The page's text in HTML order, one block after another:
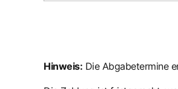
Hinweis: Die Abgabetermine